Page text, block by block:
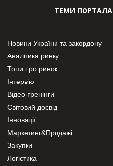
ТЕМИ ПОРТАЛА
Новини України та закордону
Аналітика ринку
Топи про ринок
Інтерв’ю
Відео-тренінги
Світовий досвід
Інновації
Маркетинг&Продажі
Закупки
Логістика